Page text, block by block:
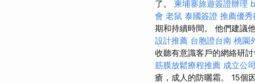
了。 柬埔寨旅遊簽證辦理
會 老鼠 泰國簽證 推薦優秀
期和持續時間。 他們建議
設計推薦 台胞證台南 桃園
收聽有意識客戶的網絡研
筋膜放鬆療程推薦 成立公司
瘡，成人的防曬霜。 15個